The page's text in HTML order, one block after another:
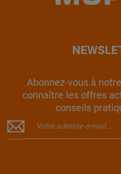
Abonnez-vous à
connaître les offres
conseils